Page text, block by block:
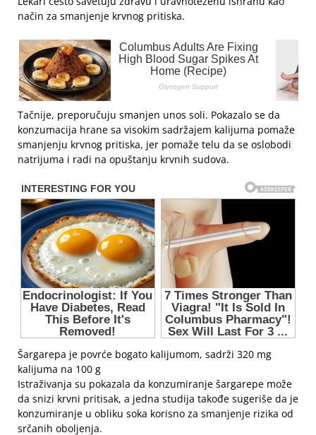
način za smanjenje krvnog pritiska.
Tačnije, preporučuju smanjen unos soli. Pokazalo se da
konzumacija hrane sa visokim sadržajem kalijuma pomaže
smanjenju krvnog pritiska, jer pomaže telu da se oslobodi
natrijuma i radi na opuštanju krvnih sudova.
Šargarepa je povrće bogato kalijumom, sadrži 320 mg
kalijuma na 100 g
Istraživanja su pokazala da konzumiranje šargarepe može
da snizi krvni pritisak, a jedna studija takođe sugeriše da je
konzumiranje u obliku soka korisno za smanjenje rizika od
srčanih oboljenja.